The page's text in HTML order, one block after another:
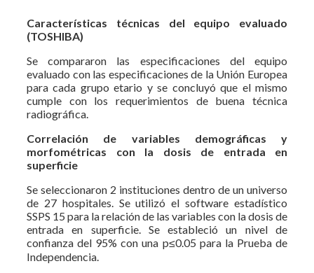
Características técnicas del equipo evaluado
(TOSHIBA)
Se compararon las especificaciones del equipo
evaluado con las especificaciones de la Unión Europea
para cada grupo etario y se concluyó que el mismo
cumple con los requerimientos de buena técnica
radiográfica.
Correlación de variables demográficas y
morfométricas con la dosis de entrada en
superficie
Se seleccionaron 2 instituciones dentro de un universo
de 27 hospitales. Se utilizó el software estadístico
SSPS 15 para la relación de las variables con la dosis de
entrada en superficie. Se estableció un nivel de
confianza del 95% con una p≤0.05 para la Prueba de
Independencia.